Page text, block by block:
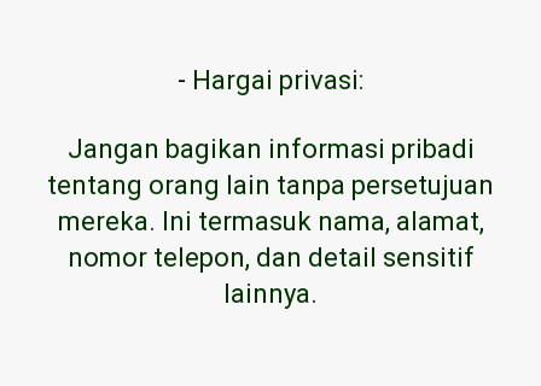
- Hargai privasi:
Jangan bagikan informasi pribadi
tentang orang lain tanpa persetujuan
mereka. Ini termasuk nama, alamat,
nomor telepon, dan detail sensitif
lainnya.